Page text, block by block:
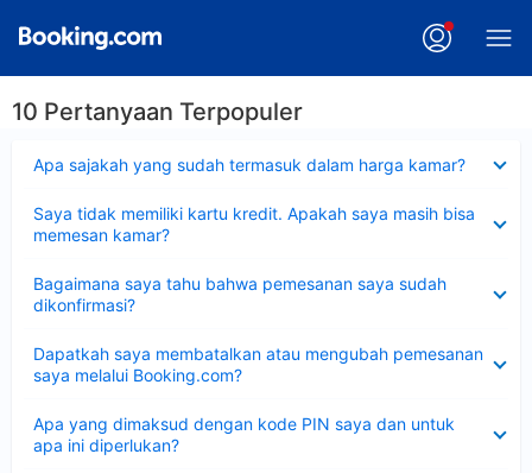
10 Pertanyaan Terpopuler
Apa sajakah yang sudah termasuk dalam harga kamar?
Saya tidak memiliki kartu kredit. Apakah saya masih bisa
memesan kamar?
Bagaimana saya tahu bahwa pemesanan saya sudah
dikonfirmasi?
Dapatkah saya membatalkan atau mengubah pemesanan
saya melalui Booking.com?
Apa yang dimaksud dengan kode PIN saya dan untuk
apa ini diperlukan?